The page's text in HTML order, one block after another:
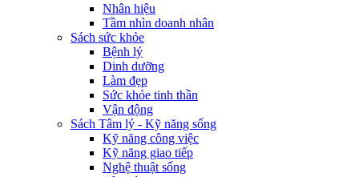
Nhân hiệu
Tầm nhìn doanh nhân
Sách sức khỏe
Bệnh lý
Dinh dưỡng
Làm đẹp
Sức khỏe tinh thần
Vận động
Sách Tâm lý - Kỹ năng sống
Kỹ năng công việc
Kỹ năng giao tiếp
Nghệ thuật sống